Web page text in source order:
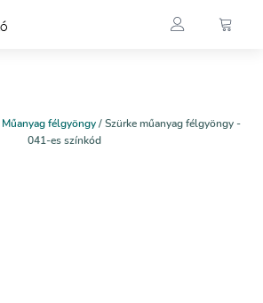
Műanyag félgyöngy/ Szürke műanyag félgyöngy -
041-es színkód